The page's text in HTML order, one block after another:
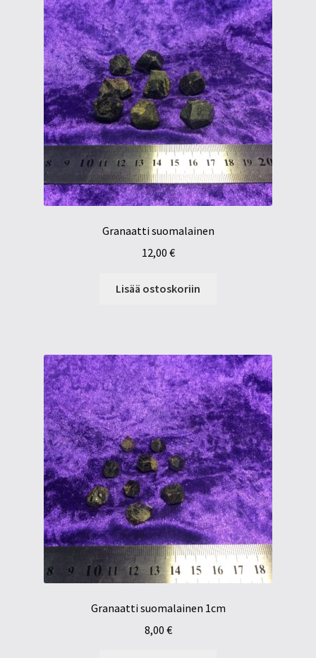
Granaatti suomalainen
12,00 €
Lisää ostoskoriin
Granaatti suomalainen 1cm
8,00 €